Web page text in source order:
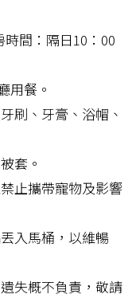
間：隔日10：00
用餐。
刷、牙膏、浴帽、
套。
止攜帶寵物及影響
入馬桶，以維暢
失概不負責，敬請